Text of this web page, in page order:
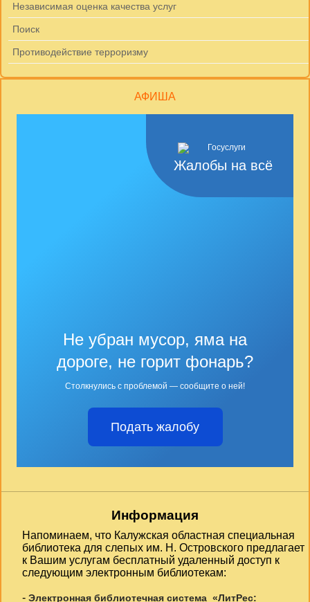
Независимая оценка качества услуг
Поиск
Противодействие терроризму
АФИША
Жалобы на всё
Не убран мусор, яма на
дороге, не горит фонарь?
Столкнулись с проблемой — сообщите о ней!
Подать жалобу
Информация
Напоминаем, что Калужская областная специальная
библиотека для слепых им. Н. Островского предлагает
к Вашим услугам бесплатный удаленный доступ к
следующим электронным библиотекам:
- Электронная библиотечная система «ЛитРес: